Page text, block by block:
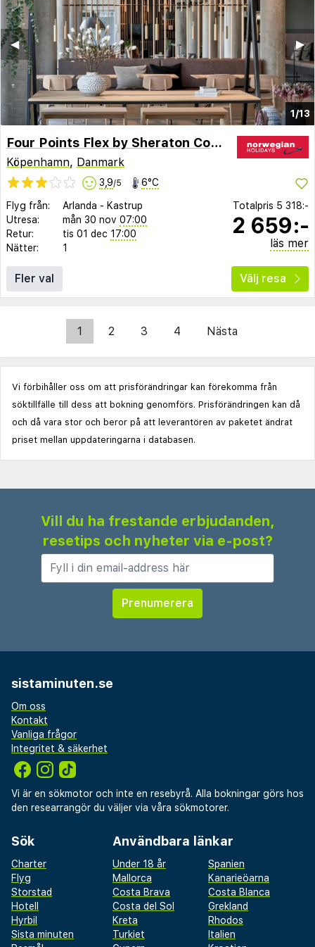
1/13
▶︎
◀︎
Four Points Flex by Sheraton Copenhagen Arena
Köpenhamn, Danmark
3,9/5 6°C
Flyg från: Arlanda - Kastrup
Utresa:
mån 30 nov 07:00
Retur:
tis 01 dec 17:00
Nätter:
1
Totalpris 5 318:-
2 659:-
läs mer
Fler val Välj resa
1 2 3 4 Nästa
Vi förbihåller oss om att prisförändringar kan förekomma från
söktillfälle till dess att bokning genomförs. Prisförändringen kan då
och då vara stor och beror på att leverantören av paketet ändrat
priset mellan uppdateringarna i databasen.
Vill du ha frestande erbjudanden,
resetips och nyheter via e-post?
sistaminuten.se
Om oss
Kontakt
Vanliga frågor
Integritet & säkerhet
Vi är en sökmotor och inte en resebyrå. Alla bokningar görs hos
den researrangör du väljer via våra sökmotorer.
Sök
Charter
Flyg
Storstad
Hotell
Hyrbil
Sista minuten
Användbara länkar
Under 18 år
Spanien
Mallorca
Kanarieöarna
Costa Brava
Costa Blanca
Costa del Sol
Grekland
Kreta
Rhodos
Turkiet
Italien